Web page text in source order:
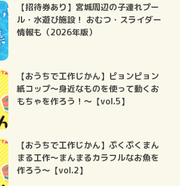
【招待券あり】宮城周辺の子連れプー
ル・水遊び施設！ おむつ・スライダー
情報も（2026年版）
【おうちで工作じかん】ピョンピョン
紙コップ～身近なものを使って動くお
もちゃを作ろう！～【vol.5】
【おうちで工作じかん】ぷくぷくまん
まる工作～まんまるカラフルなお魚を
作ろう～【vol.2】